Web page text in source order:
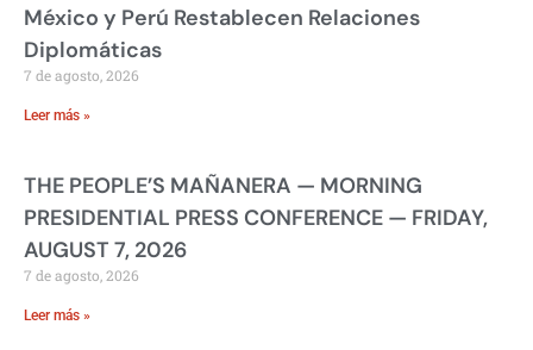
México y Perú Restablecen Relaciones
Diplomáticas
7 de agosto, 2026
Leer más »
THE PEOPLE’S MAÑANERA — MORNING
PRESIDENTIAL PRESS CONFERENCE — FRIDAY,
AUGUST 7, 2026
7 de agosto, 2026
Leer más »